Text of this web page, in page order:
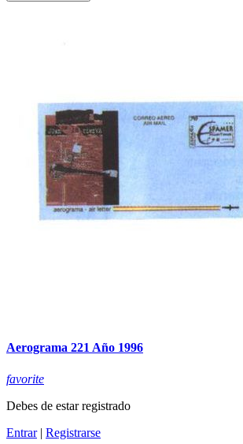
Aerograma 221 Año 1996
favorite
Debes de estar registrado
Entrar| Registrarse